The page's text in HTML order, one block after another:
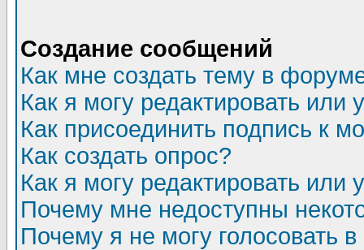
Создание сообщений
Как мне создать тему в
Как я могу редактировать или
Как присоединить подпись к
Как создать опрос?
Как я могу редактировать или
Почему мне недоступны
Почему я не могу голосовать